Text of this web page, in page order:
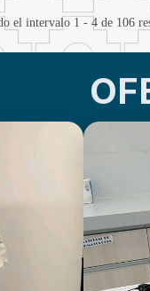
el intervalo 1 - 4 de 106